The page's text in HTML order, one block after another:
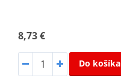
8,73 €
Do košíka